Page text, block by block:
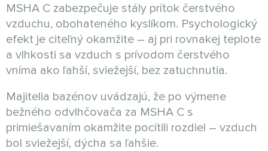
MSHA C zabezpečuje stály prítok čerstvého
vzduchu, obohateného kyslíkom. Psychologický
efekt je citeľný okamžite – aj pri rovnakej teplote
a vlhkosti sa vzduch s prívodom čerstvého
vníma ako ľahší, sviežejší, bez zatuchnutia.
Majitelia bazénov uvádzajú, že po výmene
bežného odvlhčovača za MSHA C s
primiešavaním okamžite pocítili rozdiel – vzduch
bol sviežejší, dýcha sa ľahšie.